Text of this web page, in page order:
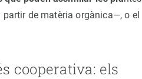
de matèria orgànica—, o el
cooperativa: els